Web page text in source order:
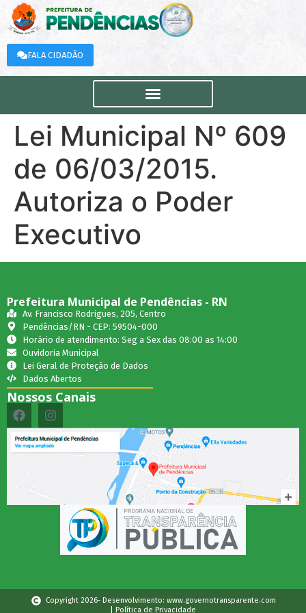
FALA CIDADÃO
Lei Municipal Nº 609
de 06/03/2015.
Autoriza o Poder
Executivo
Prefeitura Municipal de Pendências - RN
Av. Francisco Rodrigues, 205, Centro
Pendências/RN - CEP: 59504-000
Horário de atendimento: Seg a Sex das 08:00 as 14:00
Ouvidoria Municipal
Lei Geral de Proteção de Dados
Dados Abertos
Nossos Canais
Copyright 2026- Desenvolvimento: www.governotransparente.com
| Política de Privacidade